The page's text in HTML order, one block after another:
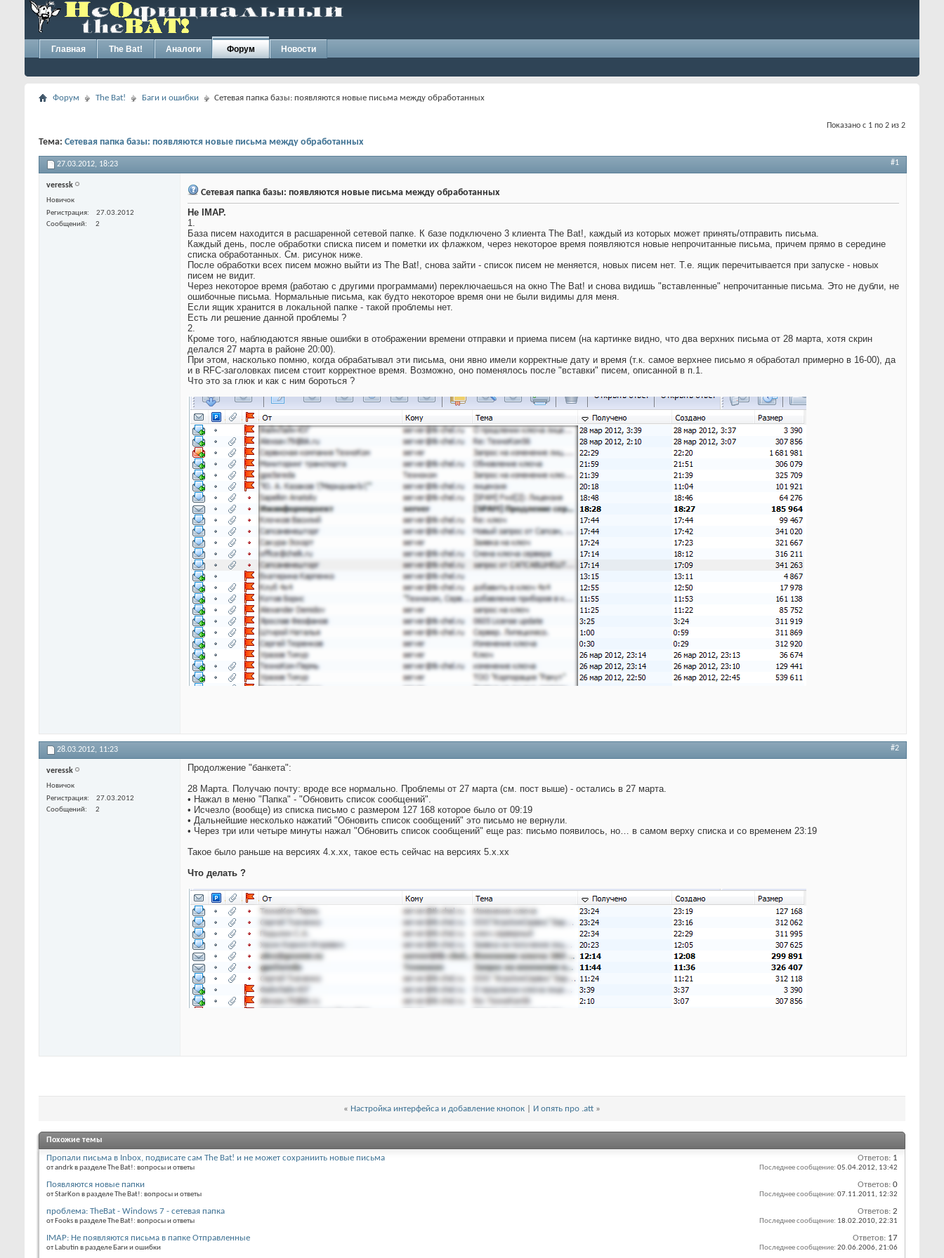
Главная The Bat! Аналоги Форум Новости
Форум The Bat! Баги и ошибки Сетевая папка базы: появляются новые письма между обработанных
Показано с 1 по 2 из 2
Тема: Сетевая папка базы: появляются новые письма между обработанных
27.03.2012, 18:23 #1
veressk
Новичок
Регистрация
27.03.2012
Сообщений
2
Сетевая папка базы: появляются новые письма между обработанных
Не IMAP.
1.
База писем находится в расшаренной сетевой папке. К базе подключено 3 клиента The Bat!, каждый из которых может принять/отправить письма.
Каждый день, после обработки списка писем и пометки их флажком, через некоторое время появляются новые непрочитанные письма, причем прямо в середине
списка обработанных. См. рисунок ниже.
После обработки всех писем можно выйти из The Bat!, снова зайти - список писем не меняется, новых писем нет. Т.е. ящик перечитывается при запуске - новых
писем не видит.
Через некоторое время (работаю с другими программами) переключаешься на окно The Bat! и снова видишь "вставленные" непрочитанные письма. Это не дубли, не
ошибочные письма. Нормальные письма, как будто некоторое время они не были видимы для меня.
Если ящик хранится в локальной папке - такой проблемы нет.
Есть ли решение данной проблемы ?
2.
Кроме того, наблюдаются явные ошибки в отображении времени отправки и приема писем (на картинке видно, что два верхних письма от 28 марта, хотя скрин
делался 27 марта в районе 20:00).
При этом, насколько помню, когда обрабатывал эти письма, они явно имели корректные дату и время (т.к. самое верхнее письмо я обработал примерно в 16-00), да
и в RFC-заголовках писем стоит корректное время. Возможно, оно поменялось после "вставки" писем, описанной в п.1.
Что это за глюк и как с ним бороться ?
28.03.2012, 11:23 #2
veressk
Новичок
Регистрация
27.03.2012
Сообщений
2
Продолжение "банкета":
28 Марта. Получаю почту: вроде все нормально. Проблемы от 27 марта (см. пост выше) - остались в 27 марта.
• Нажал в меню "Папка" - "Обновить список сообщений".
• Исчезло (вообще) из списка письмо с размером 127 168 которое было от 09:19
• Дальнейшие несколько нажатий "Обновить список сообщений" это письмо не вернули.
• Через три или четыре минуты нажал "Обновить список сообщений" еще раз: письмо появилось, но… в самом верху списка и со временем 23:19
Такое было раньше на версиях 4.х.хх, такое есть сейчас на версиях 5.х.хх
Что делать ?
« Настройка интерфейса и добавление кнопок И опять про .att »
Похожие темы
Пропали письма в Inbox, подвисате сам The Bat! и не может сохраниить новые письма
от andrk в разделе The Bat!: вопросы и ответы
Ответов: 1
Последнее сообщение: 05.04.2012, 13:42
Появляются новые папки
от StarKon в разделе The Bat!: вопросы и ответы
Ответов: 0
Последнее сообщение: 07.11.2011, 12:32
проблема: TheBat - Windows 7 - сетевая папка
от Fooks в разделе The Bat!: вопросы и ответы
Ответов: 2
Последнее сообщение: 18.02.2010, 22:31
IMAP: Не появляются письма в папке Отправленные
от Labutin в разделе Баги и ошибки
Ответов: 17
Последнее сообщение: 20.06.2006, 21:06